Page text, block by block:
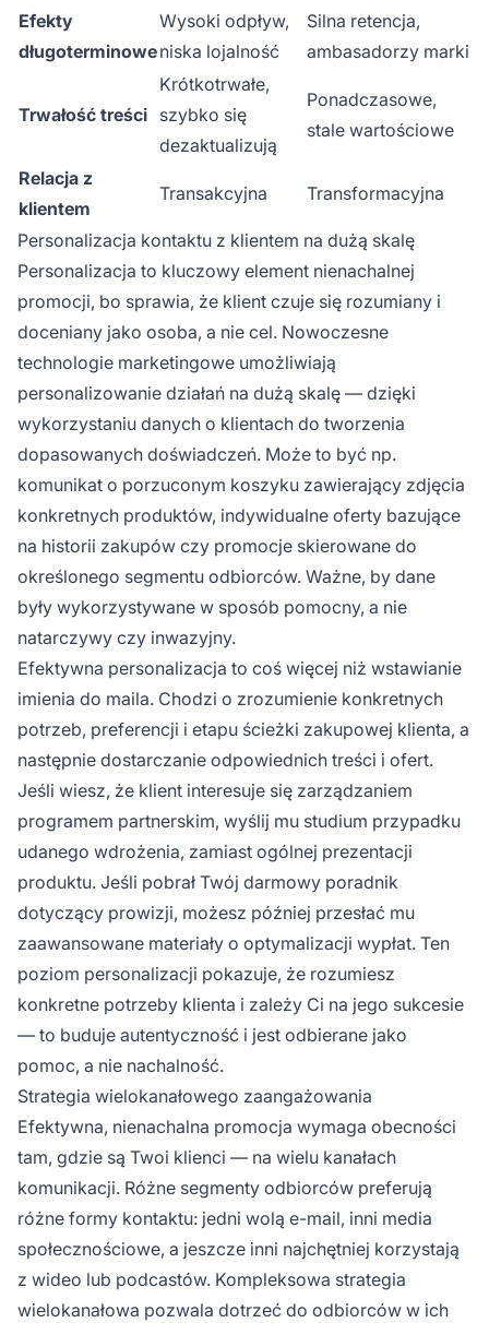
Efekty
długoterminowe
Wysoki odpływ,
niska lojalność
Silna retencja,
ambasadorzy marki
Trwałość treści
Krótkotrwałe,
szybko się
dezaktualizują
Ponadczasowe,
stale wartościowe
Relacja z
klientem
Transakcyjna Transformacyjna
Personalizacja kontaktu z klientem na dużą skalę
Personalizacja to kluczowy element nienachalnej
promocji, bo sprawia, że klient czuje się rozumiany i
doceniany jako osoba, a nie cel. Nowoczesne
technologie marketingowe umożliwiają
personalizowanie działań na dużą skalę — dzięki
wykorzystaniu danych o klientach do tworzenia
dopasowanych doświadczeń. Może to być np.
komunikat o porzuconym koszyku zawierający zdjęcia
konkretnych produktów, indywidualne oferty bazujące
na historii zakupów czy promocje skierowane do
określonego segmentu odbiorców. Ważne, by dane
były wykorzystywane w sposób pomocny, a nie
natarczywy czy inwazyjny.
Efektywna personalizacja to coś więcej niż wstawianie
imienia do maila. Chodzi o zrozumienie konkretnych
potrzeb, preferencji i etapu ścieżki zakupowej klienta, a
następnie dostarczanie odpowiednich treści i ofert.
Jeśli wiesz, że klient interesuje się zarządzaniem
programem partnerskim, wyślij mu studium przypadku
udanego wdrożenia, zamiast ogólnej prezentacji
produktu. Jeśli pobrał Twój darmowy poradnik
dotyczący prowizji, możesz później przesłać mu
zaawansowane materiały o optymalizacji wypłat. Ten
poziom personalizacji pokazuje, że rozumiesz
konkretne potrzeby klienta i zależy Ci na jego sukcesie
— to buduje autentyczność i jest odbierane jako
pomoc, a nie nachalność.
Strategia wielokanałowego zaangażowania
Efektywna, nienachalna promocja wymaga obecności
tam, gdzie są Twoi klienci — na wielu kanałach
komunikacji. Różne segmenty odbiorców preferują
różne formy kontaktu: jedni wolą e-mail, inni media
społecznościowe, a jeszcze inni najchętniej korzystają
z wideo lub podcastów. Kompleksowa strategia
wielokanałowa pozwala dotrzeć do odbiorców w ich